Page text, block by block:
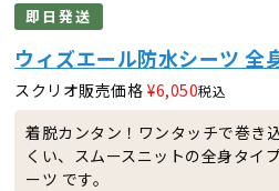
即日発送
ウィズエール防水シーツ 全
スクリオ販売価格 ¥6,050税込
着脱カンタン！ワンタッチで巻き
くい、スムースニットの全身タイ
ーツ です。